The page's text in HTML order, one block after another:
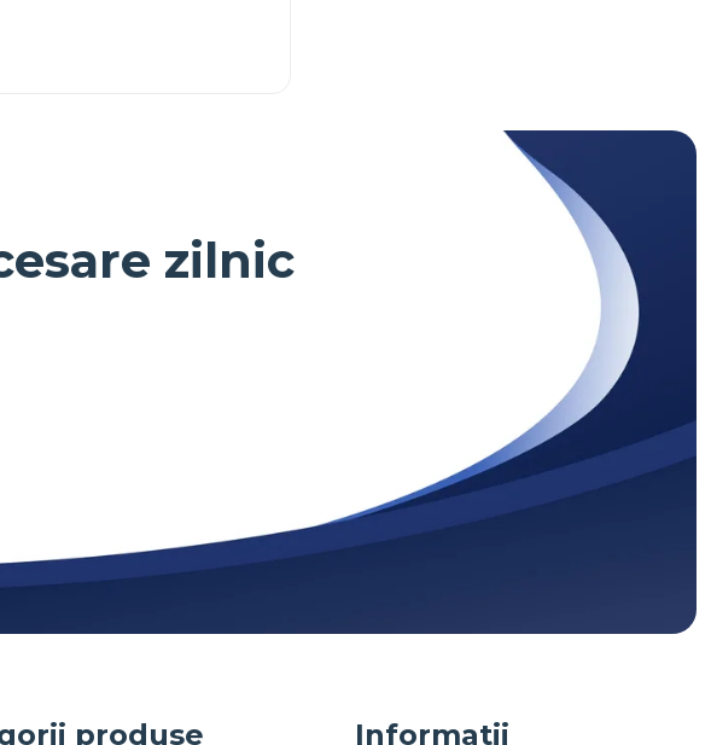
zilnic
produse Informatii